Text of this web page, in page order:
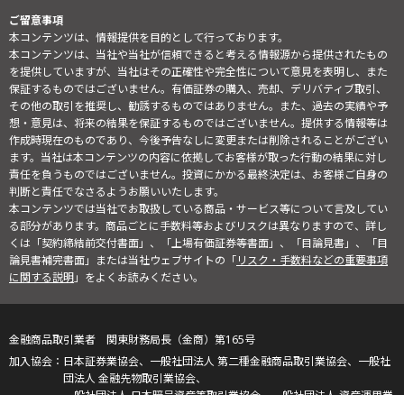
ご留意事項
本コンテンツは、情報提供を目的として行っております。
本コンテンツは、当社や当社が信頼できると考える情報源から提供されたもの
を提供していますが、当社はその正確性や完全性について意見を表明し、また
保証するものではございません。有価証券の購入、売却、デリバティブ取引、
その他の取引を推奨し、勧誘するものではありません。また、過去の実績や予
想・意見は、将来の結果を保証するものではございません。提供する情報等は
作成時現在のものであり、今後予告なしに変更または削除されることがござい
ます。当社は本コンテンツの内容に依拠してお客様が取った行動の結果に対し
責任を負うものではございません。投資にかかる最終決定は、お客様ご自身の
判断と責任でなさるようお願いいたします。
本コンテンツでは当社でお取扱している商品・サービス等について言及してい
る部分があります。商品ごとに手数料等およびリスクは異なりますので、詳し
くは「契約締結前交付書面」、「上場有価証券等書面」、「目論見書」、「目
論見書補完書面」または当社ウェブサイトの「リスク・手数料などの重要事項
に関する説明」をよくお読みください。
金融商品取引業者 関東財務局長（金商）第165号
日本証券業協会、一般社団法人 第二種金融商品取引業協会、一般社
団法人 金融先物取引業協会、